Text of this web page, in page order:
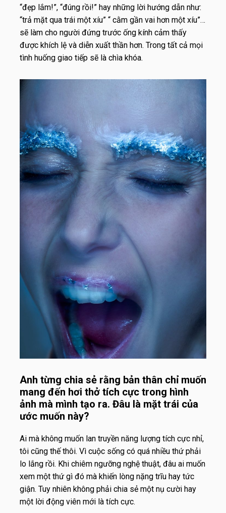
“đẹp lắm!”, “đúng rồi!” hay những lời hướng dẫn như:
“trả mặt qua trái một xíu” “ cằm gần vai hơn một xíu”…
sẽ làm cho người đứng trước ống kính cảm thấy
được khích lệ và diễn xuất thần hơn. Trong tất cả mọi
tình huống giao tiếp sẽ là chìa khóa.
Anh từng chia sẻ rằng bản thân chỉ muốn
mang đến hơi thở tích cực trong hình
ảnh mà mình tạo ra. Đâu là mặt trái của
ước muốn này?
Ai mà không muốn lan truyền năng lượng tích cực nhỉ,
tôi cũng thế thôi. Vì cuộc sống có quá nhiều thứ phải
lo lắng rồi. Khi chiêm ngưỡng nghệ thuật, đâu ai muốn
xem một thứ gì đó mà khiến lòng nặng trĩu hay tức
giận. Tuy nhiên không phải chia sẻ một nụ cười hay
một lời động viên mới là tích cực.